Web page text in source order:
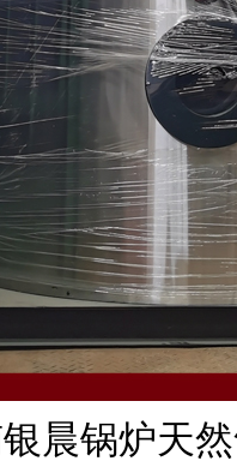
晨锅炉天